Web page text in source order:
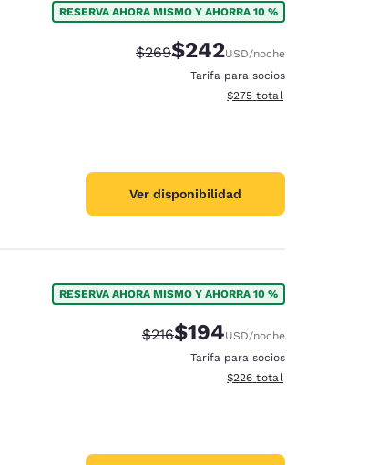
RESERVA AHORA MISMO Y AHORRA 10 %
Tarifa tachada:
$269Tarifa reducida:
$242USD/noche
Tarifa para socios
Ver detalles totales
$275 total
Ver disponibilidad
RESERVA AHORA MISMO Y AHORRA 10 %
Tarifa tachada:
$216Tarifa reducida:
$194USD/noche
Tarifa para socios
Ver detalles totales
$226 total